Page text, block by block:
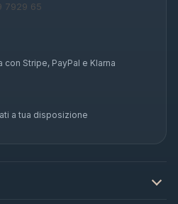
7929 65
Stripe, PayPal e Klarna
a tua disposizione